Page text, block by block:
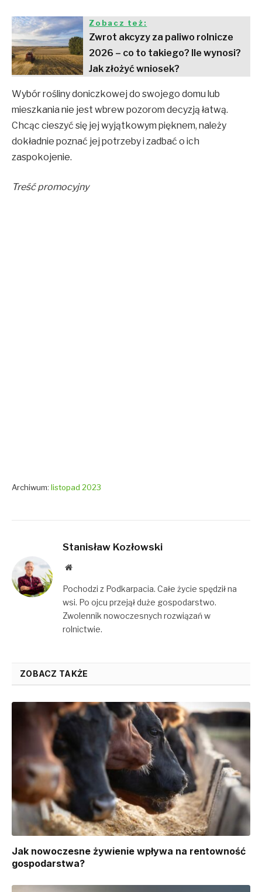
Zobacz też:
Zwrot akcyzy za paliwo rolnicze
2026 – co to takiego? Ile wynosi?
Jak złożyć wniosek?
Wybór rośliny doniczkowej do swojego domu lub
mieszkania nie jest wbrew pozorom decyzją łatwą.
Chcąc cieszyć się jej wyjątkowym pięknem, należy
dokładnie poznać jej potrzeby i zadbać o ich
zaspokojenie.
Treść promocyjny
Archiwum: listopad 2023
Stanisław Kozłowski
Website
Pochodzi z Podkarpacia. Całe życie spędził na
wsi. Po ojcu przejął duże gospodarstwo.
Zwolennik nowoczesnych rozwiązań w
rolnictwie.
ZOBACZ TAKŻE
Jak nowoczesne żywienie wpływa na rentowność
gospodarstwa?